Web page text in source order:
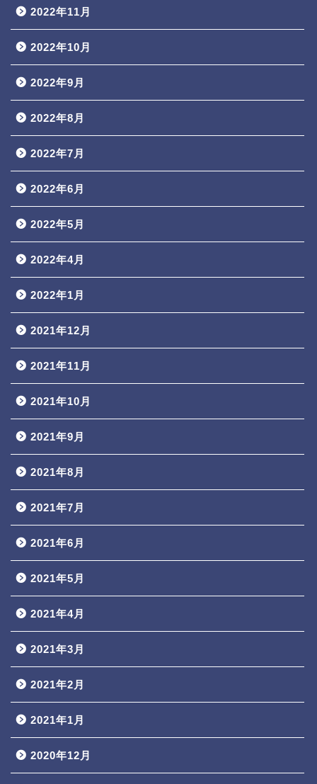
2022年11月
2022年10月
2022年9月
2022年8月
2022年7月
2022年6月
2022年5月
2022年4月
2022年1月
2021年12月
2021年11月
2021年10月
2021年9月
2021年8月
2021年7月
2021年6月
2021年5月
2021年4月
2021年3月
2021年2月
2021年1月
2020年12月